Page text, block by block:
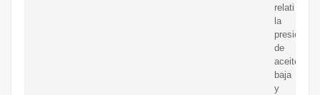
relati
la
presion
de
aceite
baja
y